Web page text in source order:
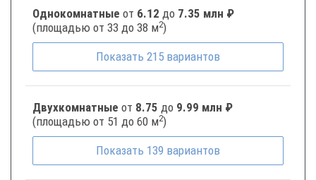
Однокомнатные от 6.12 до 7.35 млн ₽
(площадью от 33 до 38 м2)
Показать 215 вариантов
Двухкомнатные от 8.75 до 9.99 млн ₽
(площадью от 51 до 60 м2)
Показать 139 вариантов